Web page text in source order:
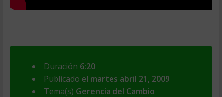
Duración 6:20
Publicado el martes abril 21, 2009
Tema(s) Gerencia del Cambio